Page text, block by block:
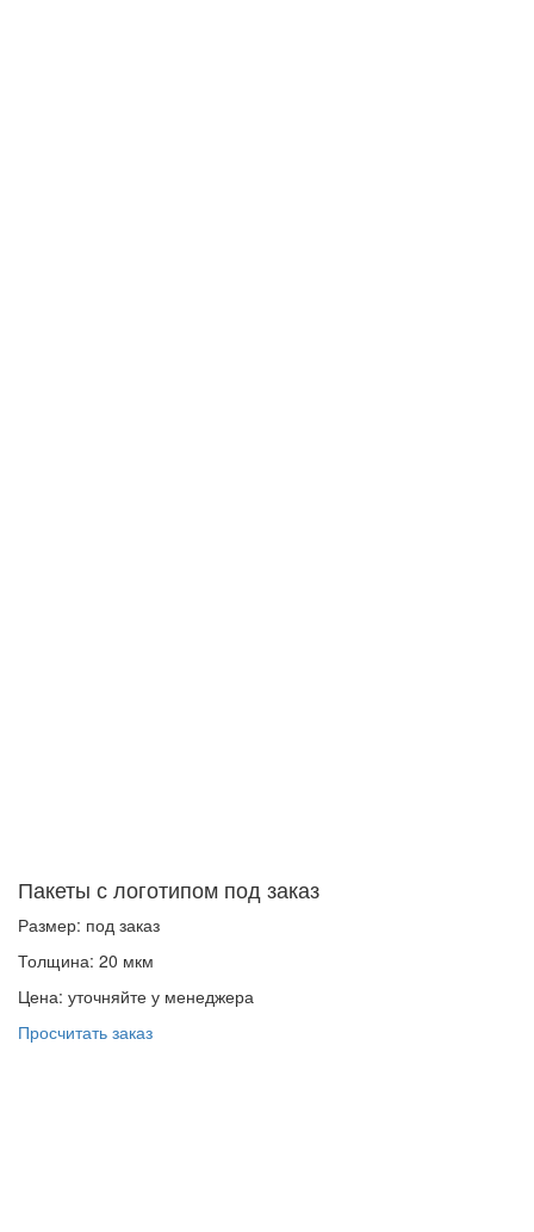
Пакеты с логотипом под заказ
Размер: под заказ
Толщина: 20 мкм
Цена: уточняйте у менеджера
Просчитать заказ